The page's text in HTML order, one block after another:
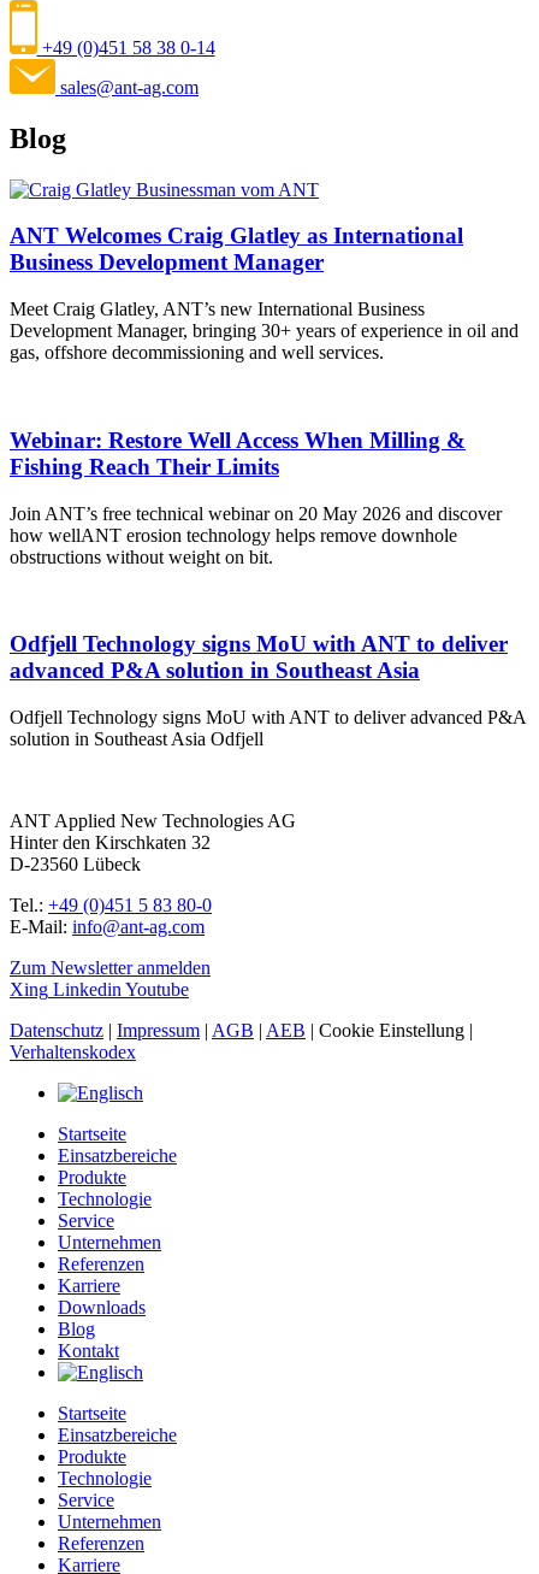
+49 (0)451 58 38 0-14
sales@ant-ag.com
Blog
ANT Welcomes Craig Glatley as International
Business Development Manager
Meet Craig Glatley, ANT’s new International Business
Development Manager, bringing 30+ years of experience in oil and
gas, offshore decommissioning and well services.
Webinar: Restore Well Access When Milling &
Fishing Reach Their Limits
Join ANT’s free technical webinar on 20 May 2026 and discover
how wellANT erosion technology helps remove downhole
obstructions without weight on bit.
Odfjell Technology signs MoU with ANT to deliver
advanced P&A solution in Southeast Asia
Odfjell Technology signs MoU with ANT to deliver advanced P&A
solution in Southeast Asia Odfjell
ANT Applied New Technologies AG
Hinter den Kirschkaten 32
D-23560 Lübeck
Tel.: +49 (0)451 5 83 80-0
E-Mail: info@ant-ag.com
Zum Newsletter anmelden
Xing Linkedin Youtube
Datenschutz | Impressum | AGB | AEB | Cookie Einstellung |
Verhaltenskodex
Startseite
Einsatzbereiche
Produkte
Technologie
Service
Unternehmen
Referenzen
Karriere
Downloads
Blog
Kontakt
Startseite
Einsatzbereiche
Produkte
Technologie
Service
Unternehmen
Referenzen
Karriere